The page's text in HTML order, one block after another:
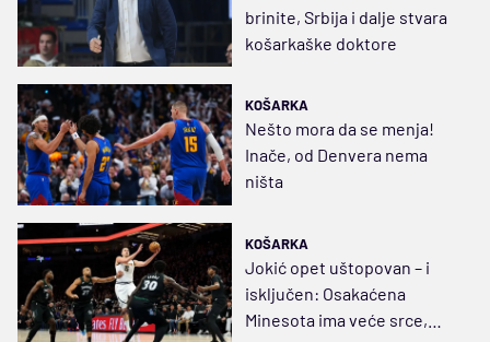
brinite, Srbija i dalje stvara
košarkaške doktore
KOŠARKA
Nešto mora da se menja!
Inače, od Denvera nema
ništa
KOŠARKA
Jokić opet uštopovan – i
isključen: Osakaćena
Minesota ima veće srce,